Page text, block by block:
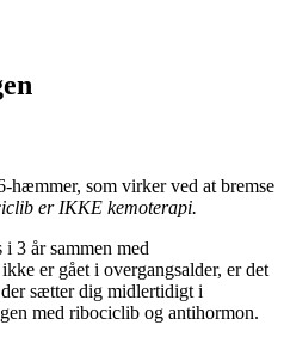
som virker ved at bremse
er IKKE kemoterapi.
3 år sammen med
er gået i overgangsalder, er det
sætter dig midlertidigt i
med ribociclib og antihormon.